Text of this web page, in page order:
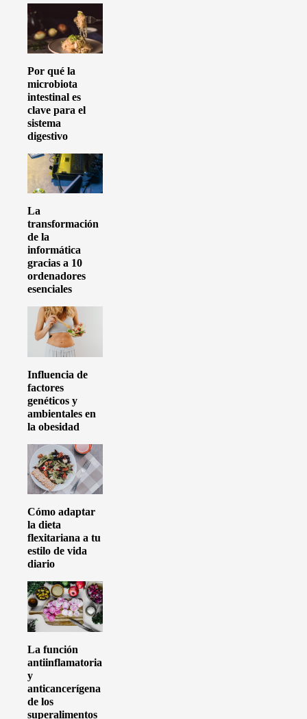
Por qué la
microbiota
intestinal es
clave para el
sistema
digestivo
La
transformación
de la
informática
gracias a 10
ordenadores
esenciales
Influencia de
factores
genéticos y
ambientales en
la obesidad
Cómo adaptar
la dieta
flexitariana a tu
estilo de vida
diario
La función
antiinflamatoria
y
anticancerígena
de los
superalimentos